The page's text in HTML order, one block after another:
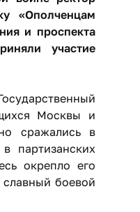
«Ополченцам
и проспекта
участие
Москвы и
сражались в
партизанских
окрепло его
боевой